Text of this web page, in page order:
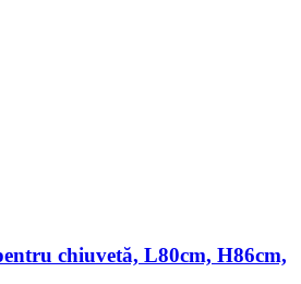
chiuvetă, L80cm, H86cm,